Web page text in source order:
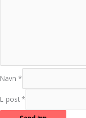
Navn *
E-post *